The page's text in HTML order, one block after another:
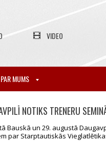
VIDEO
PAR MUMS
NOTIKS TRENERU
Bauskā un 29. augustā
par Starptautiskās